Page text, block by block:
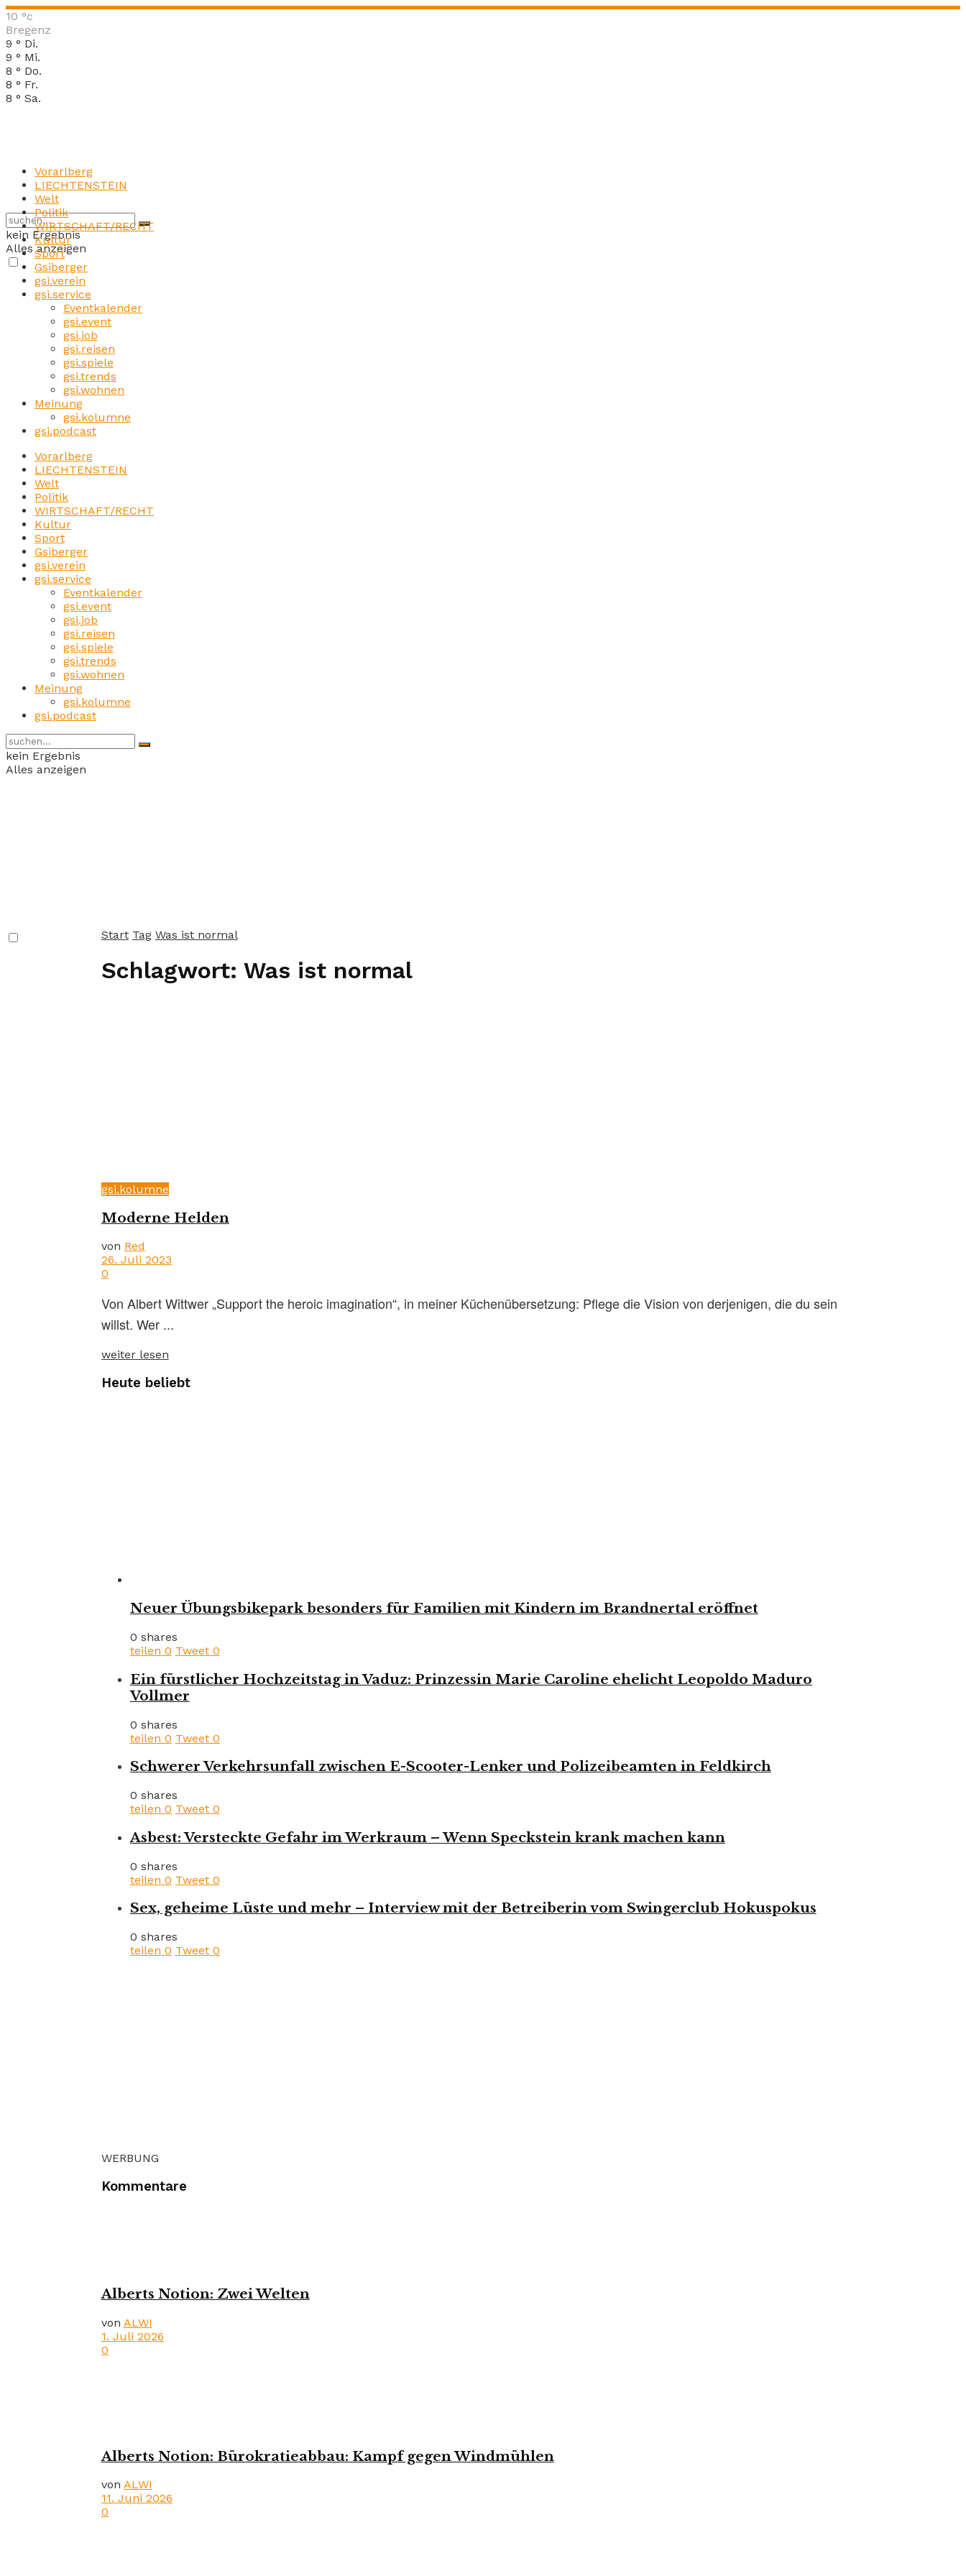
10 °c
Bregenz
9 ° Di.
9 ° Mi.
8 ° Do.
8 ° Fr.
8 ° Sa.
kein Ergebnis
Alles anzeigen
Vorarlberg
LIECHTENSTEIN
Welt
Politik
WIRTSCHAFT/RECHT
Kultur
Sport
Gsiberger
gsi.verein
gsi.service
Eventkalender
gsi.event
gsi.job
gsi.reisen
gsi.spiele
gsi.trends
gsi.wohnen
Meinung
gsi.kolumne
gsi.podcast
Vorarlberg
LIECHTENSTEIN
Welt
Politik
WIRTSCHAFT/RECHT
Kultur
Sport
Gsiberger
gsi.verein
gsi.service
Eventkalender
gsi.event
gsi.job
gsi.reisen
gsi.spiele
gsi.trends
gsi.wohnen
Meinung
gsi.kolumne
gsi.podcast
kein Ergebnis
Alles anzeigen
Start Tag Was ist normal
Schlagwort: Was ist normal
gsi.kolumne
Moderne Helden
von Red
26. Juli 2023
0
Von Albert Wittwer „Support the heroic imagination“, in meiner Küchenübersetzung: Pflege die Vision von derjenigen, die du sein
willst. Wer ...
weiter lesen
Heute beliebt
Neuer Übungsbikepark besonders für Familien mit Kindern im Brandnertal eröffnet
0 shares
teilen 0 Tweet 0
Ein fürstlicher Hochzeitstag in Vaduz: Prinzessin Marie Caroline ehelicht Leopoldo Maduro
Vollmer
0 shares
teilen 0 Tweet 0
Schwerer Verkehrsunfall zwischen E-Scooter-Lenker und Polizeibeamten in Feldkirch
0 shares
teilen 0 Tweet 0
Asbest: Versteckte Gefahr im Werkraum – Wenn Speckstein krank machen kann
0 shares
teilen 0 Tweet 0
Sex, geheime Lüste und mehr – Interview mit der Betreiberin vom Swingerclub Hokuspokus
0 shares
teilen 0 Tweet 0
WERBUNG
Kommentare
Alberts Notion: Zwei Welten
von ALWI
1. Juli 2026
0
Alberts Notion: Bürokratieabbau: Kampf gegen Windmühlen
von ALWI
11. Juni 2026
0